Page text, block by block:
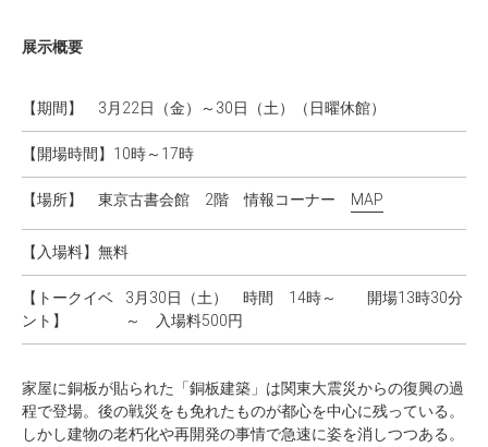
展示概要
【期間】 3月22日（金）～30日（土）（日曜休館）
【開場時間】 10時～17時
【場所】 東京古書会館 2階 情報コーナー MAP
【入場料】 無料
【トークイベ
ント】
3月30日（土） 時間 14時～ 開場13時30分
～ 入場料500円
家屋に銅板が貼られた「銅板建築」は関東大震災からの復興の過
程で登場。後の戦災をも免れたものが都心を中心に残っている。
しかし建物の老朽化や再開発の事情で急速に姿を消しつつある。